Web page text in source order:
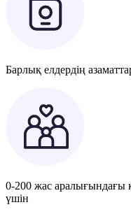
Барлық елдердің
0-200 жас аралығындағы
үшін